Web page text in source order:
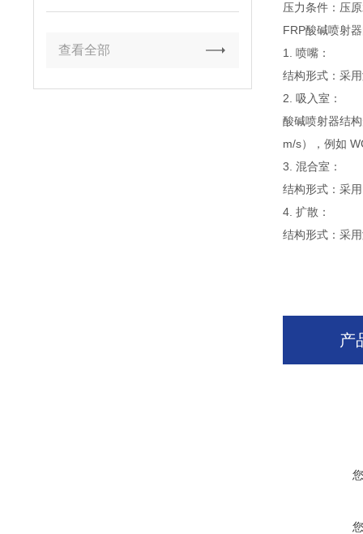
查看全部
压力条件：压
FRP酸碱喷射
1. 喷嘴：
结构形式：采
2. 吸入室：
酸碱喷射器结
m/s），例如
3. 混合室：
结构形式：采
4. 扩散：
结构形式：采
产